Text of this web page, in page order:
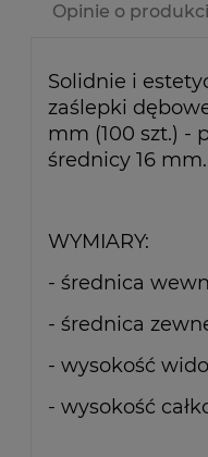
Opinie o
Solidnie i
zaślepki
mm (100 szt.) -
średnicy 16 mm.
WYMIARY:
- średnica
- średnica
- wysokość
- wysokość